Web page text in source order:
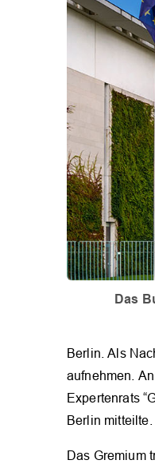
Das
Berlin. Als
aufnehmen.
Expertenrats
Berlin mitteilte.
Das Gremium